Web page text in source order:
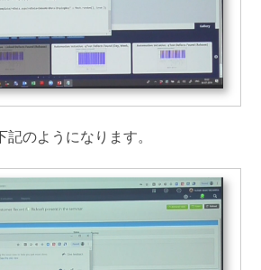
のようになります。